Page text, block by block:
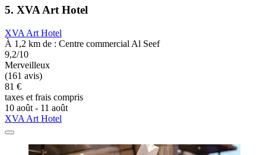
5. XVA Art Hotel
XVA Art Hotel
À 1,2 km de : Centre commercial Al Seef
9,2/10
Merveilleux
(161 avis)
81 €
taxes et frais compris
10 août - 11 août
XVA Art Hotel